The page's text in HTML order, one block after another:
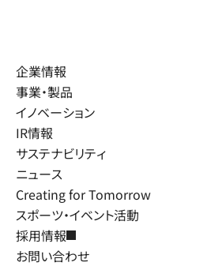
企業情報
事業・製品
イノベーション
IR情報
サステナビリティ
ニュース
Creating for Tomorrow
スポーツ・イベント活動
採用情報
お問い合わせ